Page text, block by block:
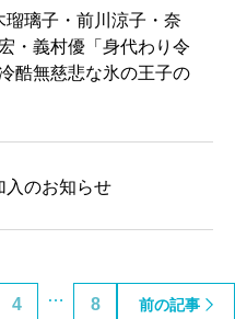
瑠璃子・前川涼子・奈
・義村優「身代わり令
酷無慈悲な氷の王子の
入のお知らせ
4 … 8 前の記事